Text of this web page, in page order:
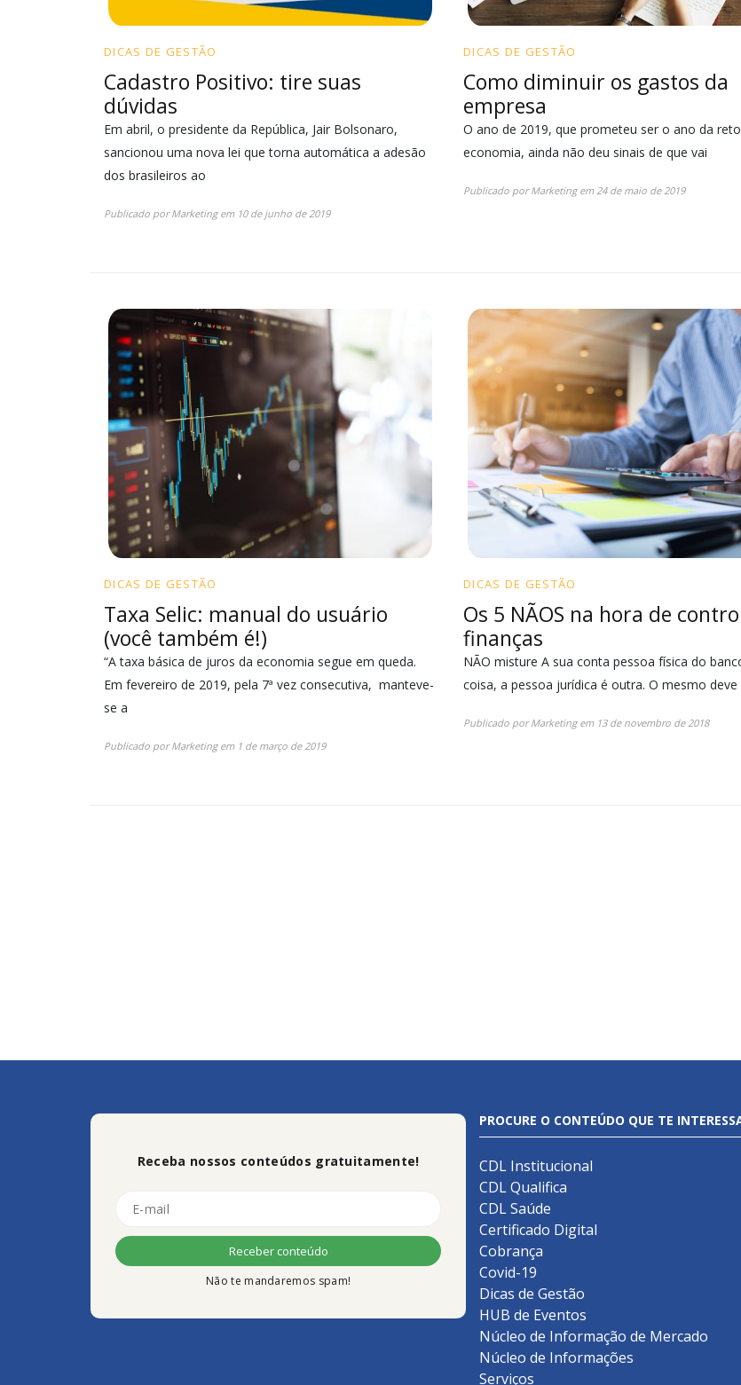
DICAS DE GESTÃO
Cadastro Positivo: tire suas
dúvidas
Em abril, o presidente da República, Jair Bolsonaro,
sancionou uma nova lei que torna automática a adesão
dos brasileiros ao
Publicado porMarketingem 10 de junho de 2019
DICAS DE GESTÃO
Como diminuir os gastos da
empresa
O ano de 2019, que prometeu ser o ano da
economia, ainda não deu sinais de que vai
Publicado porMarketingem24 de maio de 2019
DICAS DE GESTÃO
Taxa Selic: manual do usuário
(você também é!)
“A taxa básica de juros da economia segue em queda.
Em fevereiro de 2019, pela 7ª vez consecutiva, manteve-
se a
Publicado porMarketingem 1 de março de 2019
DICAS DE GESTÃO
Os 5 NÃOS na hora de
finanças
NÃO misture A sua conta pessoa física do
coisa, a pessoa jurídica é outra. O mesmo deve
Publicado porMarketingem 13 de novembro de 2018
Receba nossos conteúdos gratuitamente!
Não te mandaremos spam!
PROCURE O CONTEÚDO QUE TE
CDL Institucional
CDL Qualifica
CDL Saúde
Certificado Digital
Cobrança
Covid-19
Dicas de Gestão
HUB de Eventos
Núcleo de Informação de Mercado
Núcleo de Informações
Serviços